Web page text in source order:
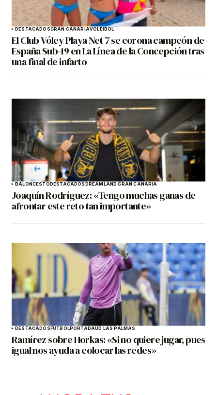
DESTACADOSGRAN CANARIAVOLEIBOL
El Club Vóley Playa Net 7 se corona campeón de
España Sub-19 en La Línea de la Concepción tras
una final de infarto
BALONCESTODESTACADOSDREAMLAND GRAN CANARIA
Joaquín Rodríguez: «Tengo muchas ganas de
afrontar este reto tan importante»
DESTACADOSFÚTBOLPORTADAUD LAS PALMAS
Ramírez sobre Horkas: «Si no quiere jugar, pues
igual nos ayuda a colocar las redes»